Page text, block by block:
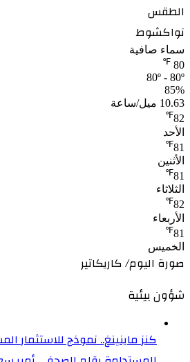
الطقس
نواكشوط
سماء صافية
80
℉
80º - 80º
85%
10.63 ميل/ساعة
82
℉
الأحد
81
℉
الأثنين
81
℉
الثلاثاء
82
℉
الأربعاء
81
℉
الخميس
صورة اليوم/ كاريكاتير
شؤون بيئية
كنز ماينينغ.. نموذج للاستثمار